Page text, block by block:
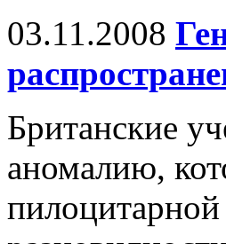
03.11.2008
Британские
аномалию,